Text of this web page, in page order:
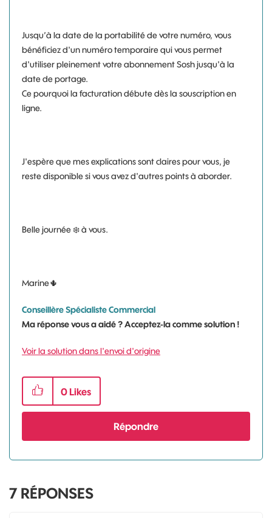
Jusqu’à la date de la portabilité de votre numéro, vous
bénéficiez d'un numéro temporaire qui vous permet
d'utiliser pleinement votre abonnement Sosh jusqu'à la
date de portage.
Ce pourquoi la facturation débute dès la souscription en
ligne.
J'espère que mes explications sont claires pour vous, je
reste disponible si vous avez d'autres points à aborder.
Belle journée ❄️à vous.
Marine🌵
Conseillère Spécialiste Commercial
Ma réponse vous a aidé ? Acceptez-la comme solution !
Voir la solution dans l'envoi d'origine
0 Likes
Répondre
7 RÉPONSES